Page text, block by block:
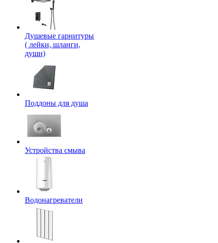
Душевые гарнитуры
( лейки, шланги,
души)
Поддоны для душа
Устройства смыва
Водонагреватели